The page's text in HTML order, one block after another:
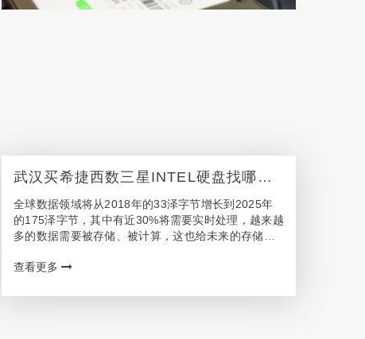
武汉买希捷西数三星INTEL硬盘找哪
家？
全球数据领域将从2018年的33泽字节增长到2025年
的175泽字节，其中有近30%将需要实时处理，越来越
多的数据需要被存储、被计算，这也给未来的存储计
点或者代理商呢? 武汉可信赖的硬盘购买渠道…
查看更多